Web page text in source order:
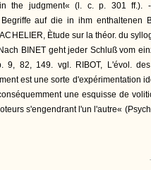
the judgment« (l. c. p. 301 ff.).
auf die in ihm enthaltenen
Ètude sur la théor. du
BINET geht jeder Schluß vom
9, 82, 149. vgl. RIBOT, L'évol.
est une sorte d'expérimentation
une esquisse de
s'engendrant l'un l'autre«